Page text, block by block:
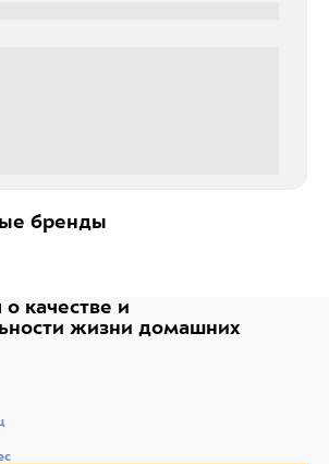
бренды
качестве и
жизни домашних